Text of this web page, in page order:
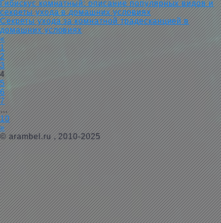
Гибискус комнатный: описание популярных видов и
секреты ухода в домашних условиях
Секреты ухода за комнатной традесканцией в
домашних условиях
«
1
2
3
4
5
6
7
…
10
»
© arambel.ru, 2010-2025